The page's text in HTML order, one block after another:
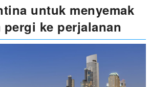
untuk menyemak
pergi ke perjalanan